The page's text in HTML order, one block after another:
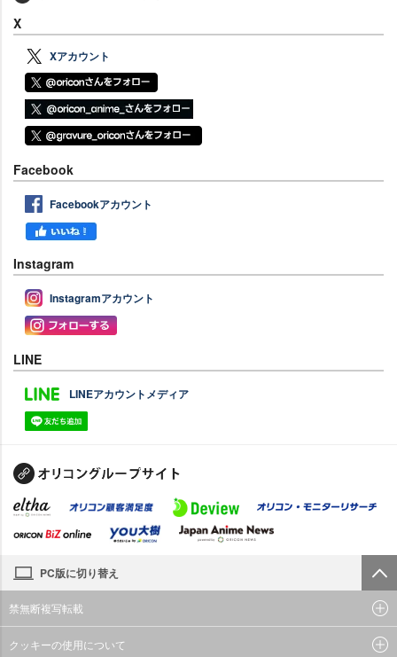
X
Xアカウント
Facebook
Facebookアカウント
Instagram
Instagramアカウント
LINE
LINEアカウントメディア
PC版に切り替え
禁無断複写転載
クッキーの使用について